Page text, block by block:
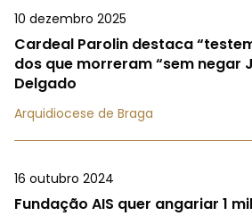
10 dezembro 2025
Cardeal Parolin destaca
dos que morreram “sem negar
Delgado
Arquidiocese de Braga
16 outubro 2024
Fundação AIS quer angariar 1